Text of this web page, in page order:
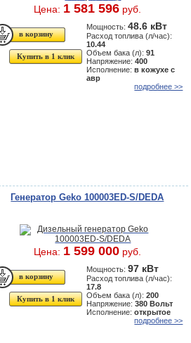
Цена: 1 581 596руб.
Купить в 1 клик
Мощность:48.6 кВт
Расход топлива (л/час):
10.44
Объем бака (л):91
Напряжение:400
Исполнение:в кожухе с
авр
подробнее >>
Генератор Geko 100003ED-S/DEDA
Цена: 1 599 000руб.
Купить в 1 клик
Мощность:97 кВт
Расход топлива (л/час):
17.8
Объем бака (л):200
Напряжение:380 Вольт
Исполнение:открытое
подробнее >>